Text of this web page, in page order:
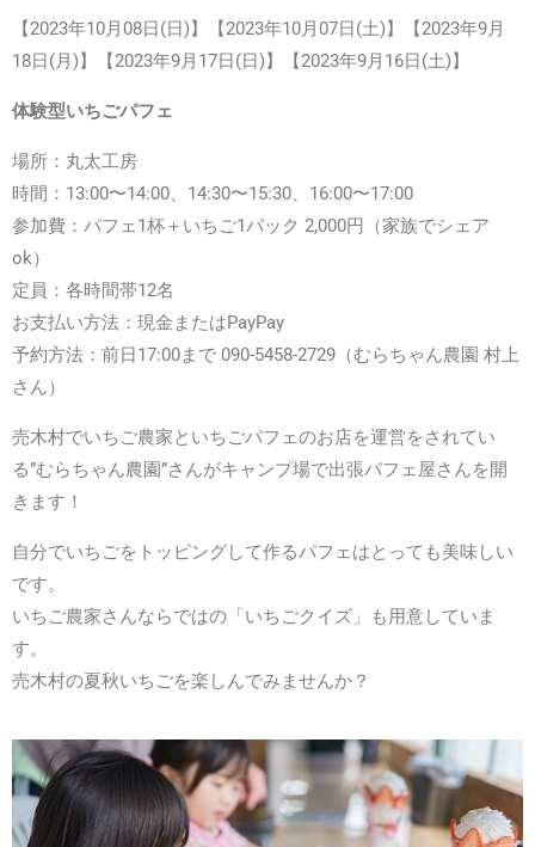
【2023年10月08日(日)】 【2023年10月07日(土)】 【2023年9月
18日(月)】
【2023年9月17日(日)】 【2023年9月16日(土)】
体験型いちごパフェ
場所：丸太工房
時間：13:00〜14:00、14:30〜15:30、16:00〜17:00
参加費：パフェ1杯＋いちご1パック 2,000円（家族でシェア
ok）
定員：各時間帯12名
お支払い方法：現金またはPayPay
予約方法：前日17:00まで 090-5458-2729（むらちゃん農園 村上
さん）
売木村でいちご農家といちごパフェのお店を運営をされてい
る”むらちゃん農園”さんがキャンプ場で出張パフェ屋さんを開
きます！
自分でいちごをトッピングして作るパフェはとっても美味しい
です。
いちご農家さんならではの「いちごクイズ」も用意していま
す。
売木村の夏秋いちごを楽しんでみませんか？